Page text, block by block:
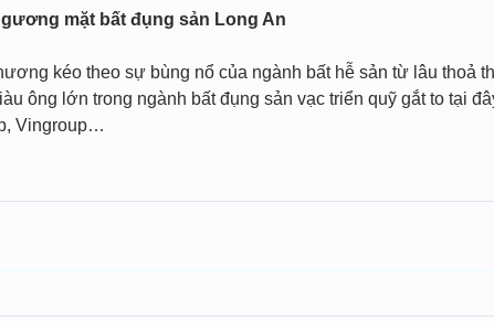
mặt bất đụng sản Long An
kéo theo sự bùng nổ của ngành bất hễ sản từ lâu thoả
ông lớn trong ngành bất đụng sản vạc triển quỹ gắt to tại
Vingroup…